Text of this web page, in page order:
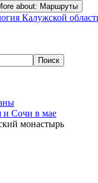
about: Маршруты
Калужской
Поиск
и Сочи в мае
монастырь